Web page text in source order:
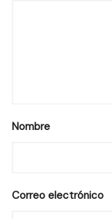
Nombre
Correo electrónico